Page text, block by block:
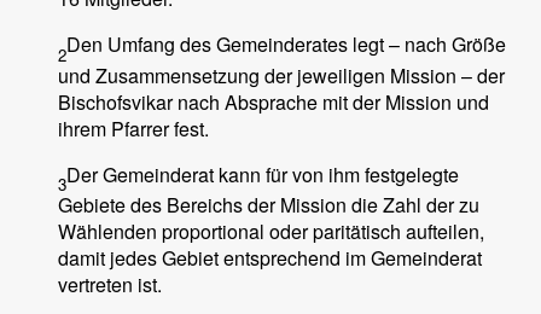
2Den Umfang des Gemeinderates legt – nach Größe
und Zusammensetzung der jeweiligen Mission – der
Bischofsvikar nach Absprache mit der Mission und
ihrem Pfarrer fest.
3Der Gemeinderat kann für von ihm festgelegte
Gebiete des Bereichs der Mission die Zahl der zu
Wählenden proportional oder paritätisch aufteilen,
damit jedes Gebiet entsprechend im Gemeinderat
vertreten ist.